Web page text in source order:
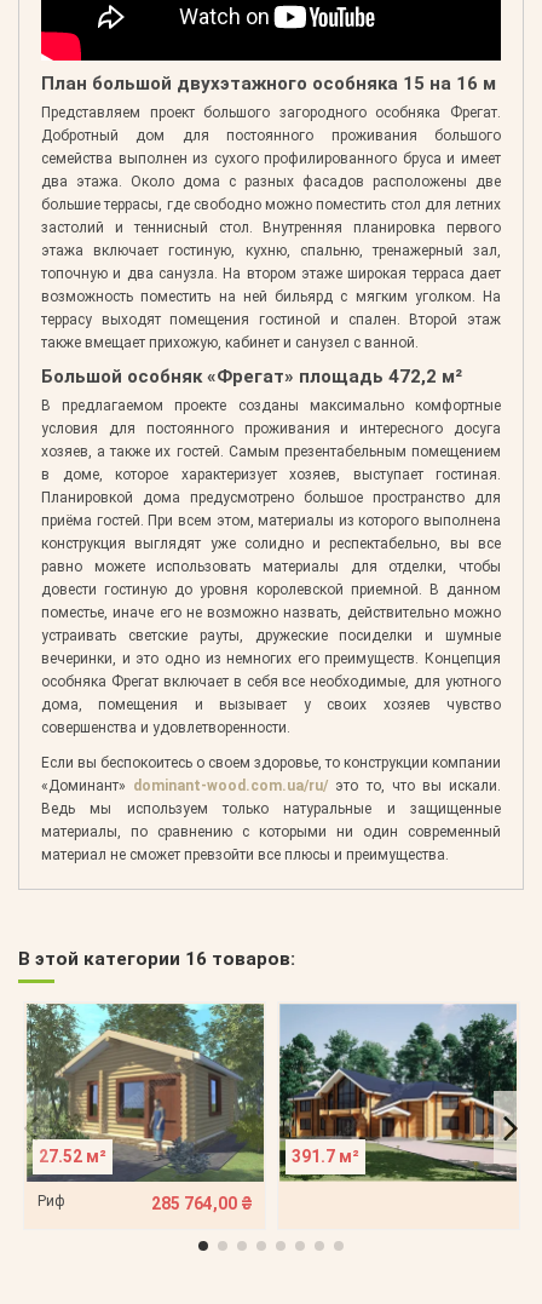
План большой двухэтажного особняка 15 на 16 м
Представляем проект большого загородного особняка Фрегат.
Добротный дом для постоянного проживания большого
семейства выполнен из сухого профилированного бруса и имеет
два этажа. Около дома с разных фасадов расположены две
большие террасы, где свободно можно поместить стол для летних
застолий и теннисный стол. Внутренняя планировка первого
этажа включает гостиную, кухню, спальню, тренажерный зал,
топочную и два санузла. На втором этаже широкая терраса дает
возможность поместить на ней бильярд с мягким уголком. На
террасу выходят помещения гостиной и спален. Второй этаж
также вмещает прихожую, кабинет и санузел с ванной.
Большой особняк «Фрегат» площадь 472,2 м²
В предлагаемом проекте созданы максимально комфортные
условия для постоянного проживания и интересного досуга
хозяев, а также их гостей. Самым презентабельным помещением
в доме, которое характеризует хозяев, выступает гостиная.
Планировкой дома предусмотрено большое пространство для
приёма гостей. При всем этом, материалы из которого выполнена
конструкция выглядят уже солидно и респектабельно, вы все
равно можете использовать материалы для отделки, чтобы
довести гостиную до уровня королевской приемной. В данном
поместье, иначе его не возможно назвать, действительно можно
устраивать светские рауты, дружеские посиделки и шумные
вечеринки, и это одно из немногих его преимуществ. Концепция
особняка Фрегат включает в себя все необходимые, для уютного
дома, помещения и вызывает у своих хозяев чувство
совершенства и удовлетворенности.
Если вы беспокоитесь о своем здоровье, то конструкции компании
«Доминант» dominant-wood.com.ua/ru/ это то, что вы искали.
Ведь мы используем только натуральные и защищенные
материалы, по сравнению с которыми ни один современный
материал не сможет превзойти все плюсы и преимущества.
В этой категории 16 товаров:
27.52 м²
Риф 285 764,00 ₴
391.7 м²